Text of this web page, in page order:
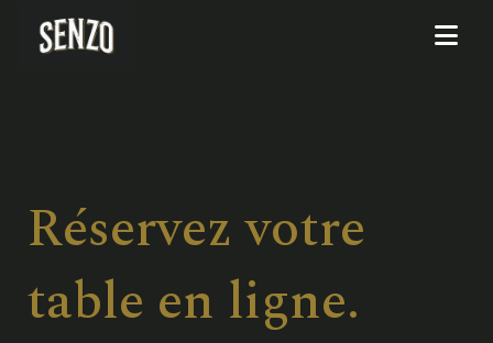
Réservez votre
table en ligne.